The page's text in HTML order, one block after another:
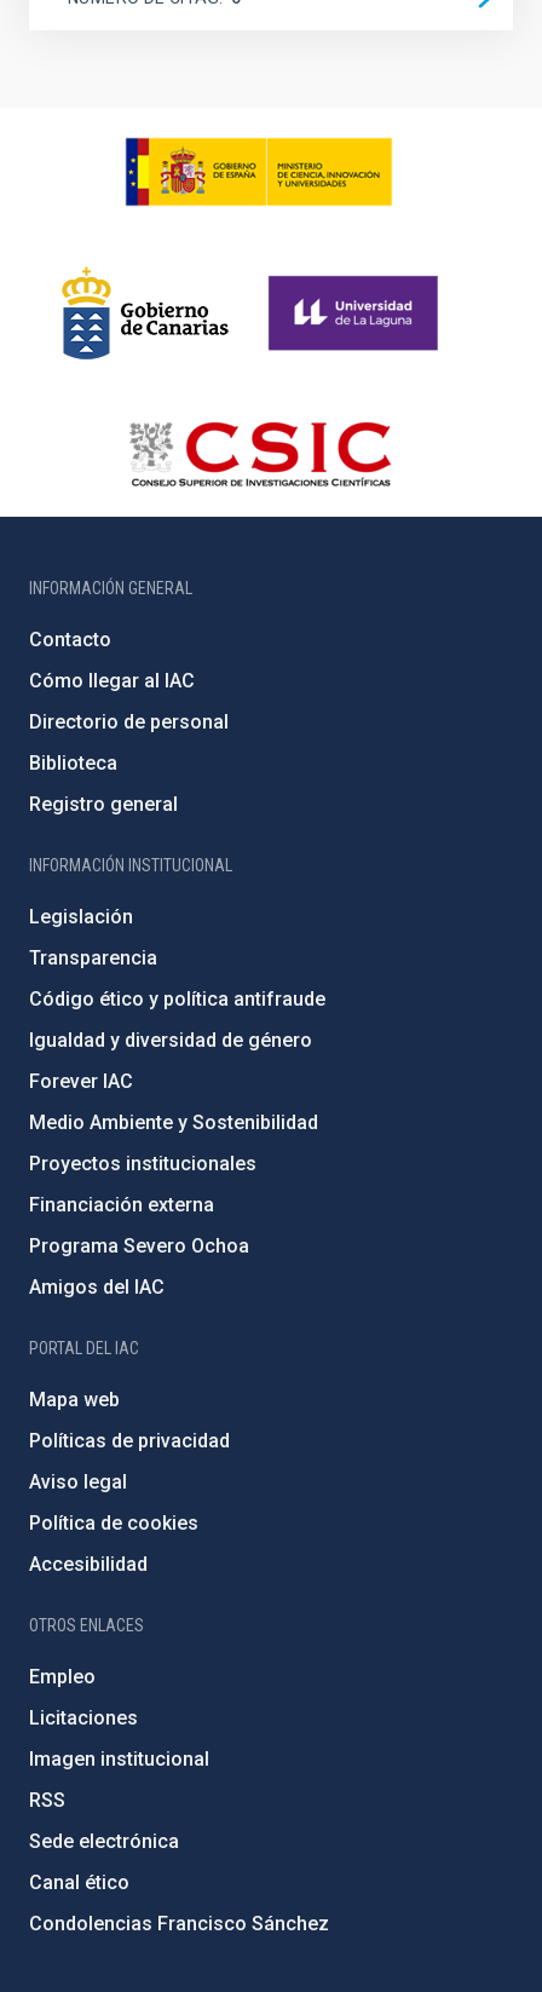
INFORMACIÓN GENERAL
Contacto
Cómo llegar al IAC
Directorio de personal
Biblioteca
Registro general
INFORMACIÓN INSTITUCIONAL
Legislación
Transparencia
Código ético y política antifraude
Igualdad y diversidad de género
Forever IAC
Medio Ambiente y Sostenibilidad
Proyectos institucionales
Financiación externa
Programa Severo Ochoa
Amigos del IAC
PORTAL DEL IAC
Mapa web
Políticas de privacidad
Aviso legal
Política de cookies
Accesibilidad
OTROS ENLACES
Empleo
Licitaciones
Imagen institucional
RSS
Sede electrónica
Canal ético
Condolencias Francisco Sánchez